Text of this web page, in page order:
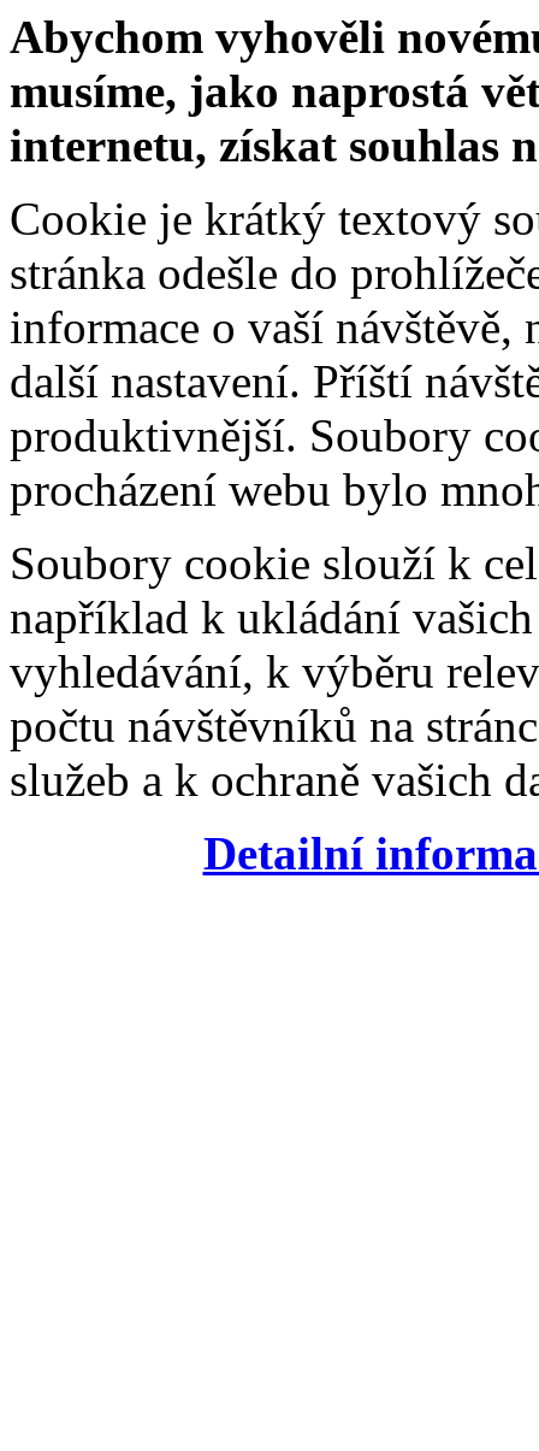
Abychom vyhověli
musíme, jako naprostá
internetu, získat souhlas
Cookie je krátký textový
stránka odešle do
informace o vaší
další nastavení. Příští
produktivnější. Soubory
procházení webu bylo
Soubory cookie slouží k
například k ukládání
vyhledávání, k výběru
počtu návštěvníků na
služeb a k ochraně vašich
Detailní